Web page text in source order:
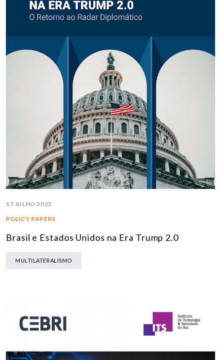
17 JULHO 2025
POLICY PAPERS
Brasil e Estados Unidos na Era Trump 2.0
MULTILATERALISMO